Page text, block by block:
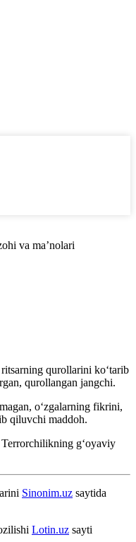
va ma’nolari
qurollarini koʻtarib
qurollangan jangchi.
oʻzgalarning fikrini,
qiluvchi maddoh.
gʻoyaviy
Sinonim.uz saytida
Lotin.uz sayti